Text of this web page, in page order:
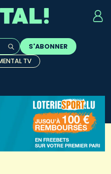
sont
S'ABONNER
TV